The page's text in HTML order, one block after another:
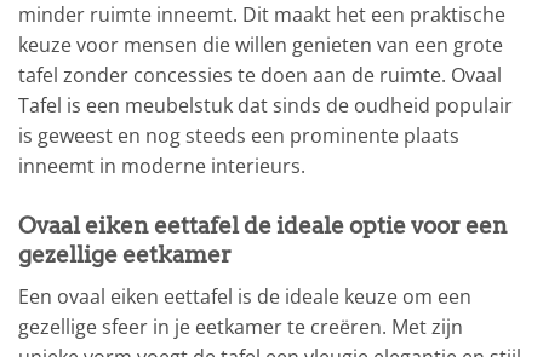
minder ruimte inneemt. Dit maakt het een praktische
keuze voor mensen die willen genieten van een grote
tafel zonder concessies te doen aan de ruimte. Ovaal
Tafel is een meubelstuk dat sinds de oudheid populair
is geweest en nog steeds een prominente plaats
inneemt in moderne interieurs.
Ovaal eiken eettafel de ideale optie voor een
gezellige eetkamer
Een ovaal eiken eettafel is de ideale keuze om een
gezellige sfeer in je eetkamer te creëren. Met zijn